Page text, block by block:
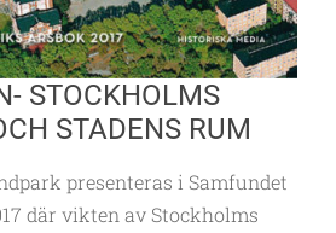
STOCKHOLMS
STADENS RUM
presenteras i Samfundet
där vikten av Stockholms